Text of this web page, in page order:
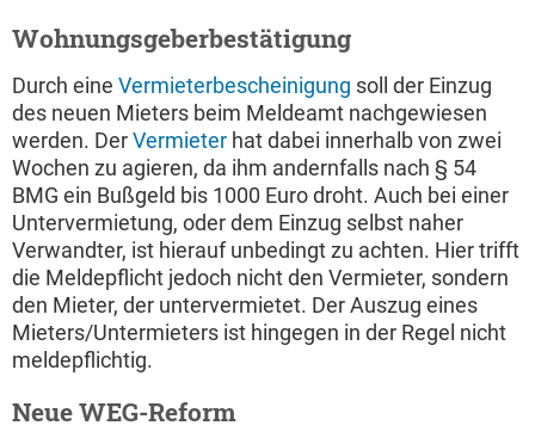
Wohnungsgeberbestätigung
Durch eine Vermieterbescheinigung soll der Einzug
des neuen Mieters beim Meldeamt nachgewiesen
werden. DerVermieter hat dabei innerhalb von zwei
Wochen zu agieren, da ihm andernfalls nach § 54
BMG ein Bußgeld bis 1000 Euro droht. Auch bei einer
Untervermietung, oder dem Einzug selbst naher
Verwandter, ist hierauf unbedingt zu achten. Hier trifft
die Meldepflicht jedoch nicht den Vermieter, sondern
den Mieter, der untervermietet. Der Auszug eines
Mieters/Untermieters ist hingegen in der Regel nicht
meldepflichtig.
Neue WEG-Reform